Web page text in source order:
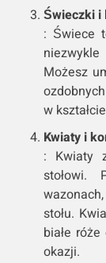
Świeczki i
: Świece
Możesz
w
Kwiaty i
: Kwiaty
stołu.
białe
okazji.